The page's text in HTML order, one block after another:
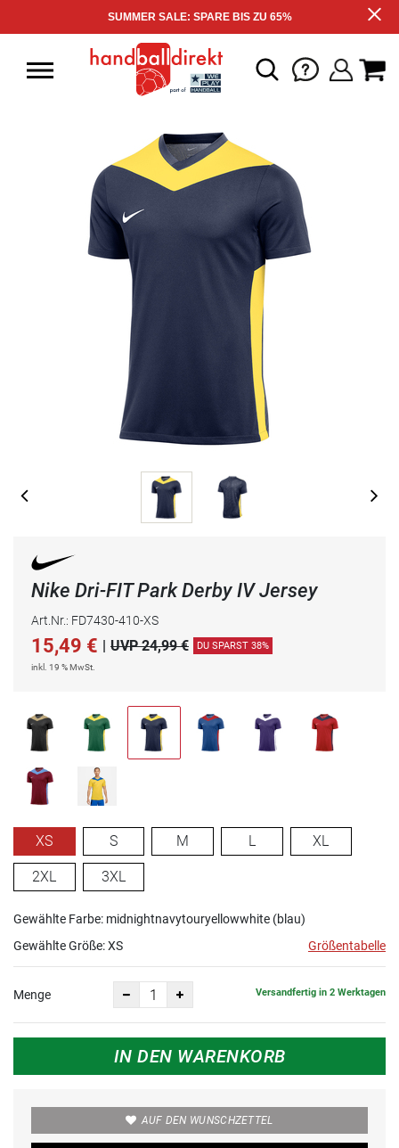
SUMMER SALE: SPARE BIS ZU 65%
Nike Dri-FIT Park Derby IV Jersey
Art.Nr.: FD7430-410-XS
15,49 € | UVP 24,99 € DU SPARST 38%
inkl. 19 % MwSt.
XS S M L XL
2XL 3XL
Gewählte Farbe: midnightnavytouryellowwhite (blau)
Gewählte Größe:XS Größentabelle
Menge Versandfertig in 2 Werktagen
IN DEN WARENKORB
AUF DEN WUNSCHZETTEL